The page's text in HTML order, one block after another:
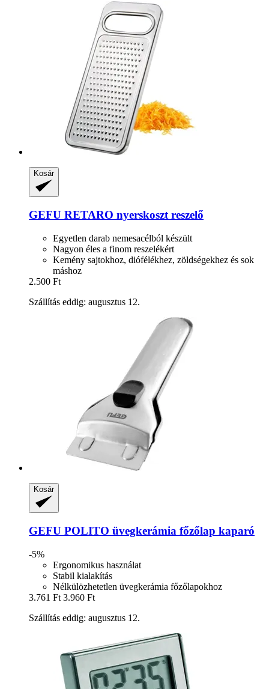
Kosár
GEFU RETARO nyerskoszt reszelő
Egyetlen darab nemesacélból készült
Nagyon éles a finom reszelékért
Kemény sajtokhoz, diófélékhez, zöldségekhez és sok
máshoz
2.500 Ft
Szállítás eddig: augusztus 12.
Kosár
GEFU POLITO üvegkerámia főzőlap kaparó
-5%
Ergonomikus használat
Stabil kialakítás
Nélkülözhetetlen üvegkerámia főzőlapokhoz
3.761 Ft 3.960 Ft
Szállítás eddig: augusztus 12.